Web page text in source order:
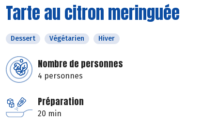
Tarte au citron meringuée
Dessert Végétarien Hiver
Nombre de personnes
4 personnes
Préparation
20 min